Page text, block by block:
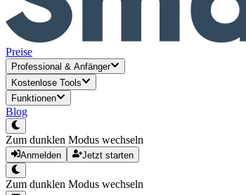
Preise
Professional & Anfänger
Kostenlose Tools
Funktionen
Blog
Zum dunklen Modus wechseln
Anmelden Jetzt starten
Zum dunklen Modus wechseln